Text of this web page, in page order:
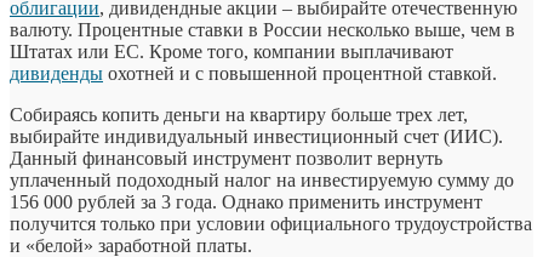
облигации, дивидендные акции – выбирайте отечественную
валюту. Процентные ставки в России несколько выше, чем в
Штатах или ЕС. Кроме того, компании выплачивают
дивиденды охотней и с повышенной процентной ставкой.
Собираясь копить деньги на квартиру больше трех лет,
выбирайте индивидуальный инвестиционный счет (ИИС).
Данный финансовый инструмент позволит вернуть
уплаченный подоходный налог на инвестируемую сумму до
156 000 рублей за 3 года. Однако применить инструмент
получится только при условии официального трудоустройства
и «белой» заработной платы.